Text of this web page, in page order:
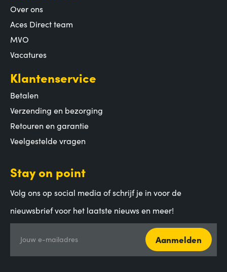
Over ons
Aces Direct team
MVO
Vacatures
Klantenservice
Betalen
Verzending en bezorging
Retouren en garantie
Veelgestelde vragen
Stay on point
Volg ons op social media of schrijf je in voor de
nieuwsbrief voor het laatste nieuws en meer!
Jouw e-mailadres Aanmelden